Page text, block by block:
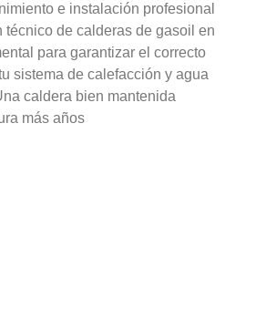
e instalación profesional
técnico de calderas de gasoil en
para garantizar el correcto
sistema de calefacción y agua
caldera bien mantenida
más años